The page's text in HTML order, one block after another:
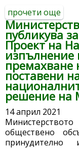
прочети още
публикува
Проект на
изпълнение
премахване
поставени
решение на
14 април 2021
обществено